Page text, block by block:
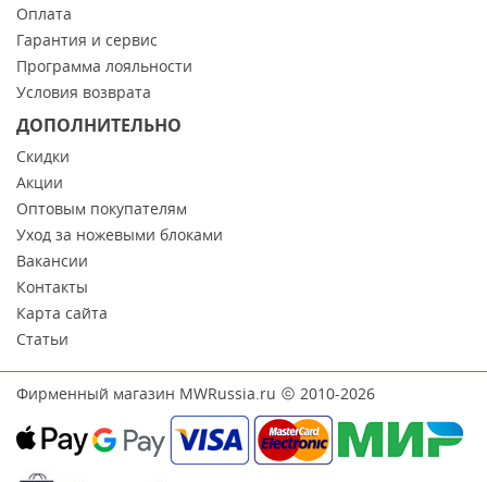
Оплата
Гарантия и сервис
Программа лояльности
Условия возврата
ДОПОЛНИТЕЛЬНО
Скидки
Акции
Оптовым покупателям
Уход за ножевыми блоками
Вакансии
Контакты
Карта сайта
Статьи
Фирменный магазин MWRussia.ru 2010-2026